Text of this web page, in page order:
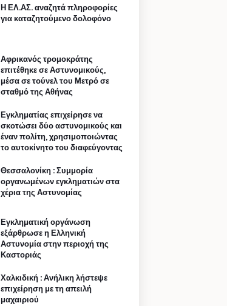
Η ΕΛ.ΑΣ. αναζητά πληροφορίες
για καταζητούμενο δολοφόνο
Αφρικανός τρομοκράτης
επιτέθηκε σε Αστυνομικούς,
μέσα σε τούνελ του Μετρό σε
σταθμό της Αθήνας
Εγκληματίας επιχείρησε να
σκοτώσει δύο αστυνομικούς και
έναν πολίτη, χρησιμοποιώντας
το αυτοκίνητο του διαφεύγοντας
Θεσσαλονίκη : Συμμορία
οργανωμένων εγκληματιών στα
χέρια της Αστυνομίας
Εγκληματική οργάνωση
εξάρθρωσε η Ελληνική
Αστυνομία στην περιοχή της
Καστοριάς
Χαλκιδική : Ανήλικη λήστεψε
επιχείρηση με τη απειλή
μαχαιριού